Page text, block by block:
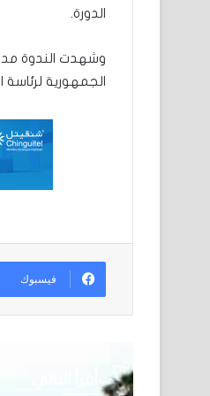
الدورة.
وشهدت الندوة
الجمهورية
فيسبوك